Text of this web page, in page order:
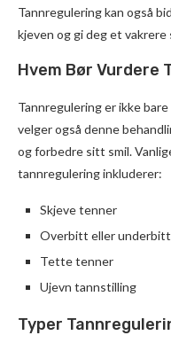
Tannregulering kan også
kjeven og gi deg et vakrere
Hvem Bør Vurdere
Tannregulering er ikke
velger også denne
og forbedre sitt smil.
tannregulering inkluderer:
Skjeve tenner
Overbitt eller underbitt
Tette tenner
Ujevn tannstilling
Typer